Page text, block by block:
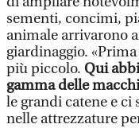
sementi, concimi,
animale arrivarono
giardinaggio.
più piccolo. Qui
gamma delle
le grandi catene e
nelle attrezzature